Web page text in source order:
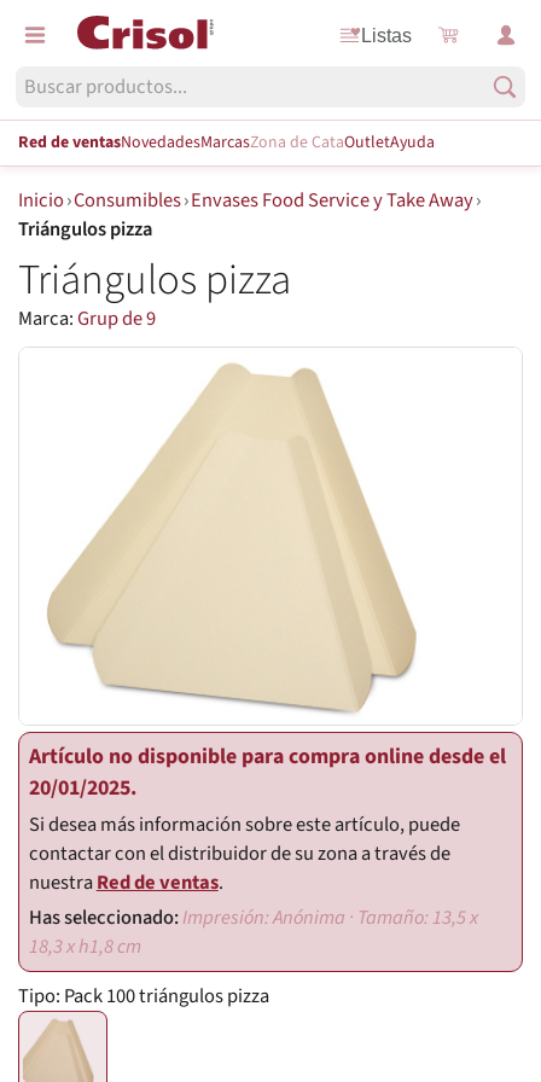
Listas
Red de ventasNovedadesMarcasZona de CataOutletAyuda
Inicio›Consumibles›Envases Food Service y Take Away›
Triángulos pizza
Triángulos pizza
Marca:Grup de 9
Artículo no disponible para compra online desde el
20/01/2025.
Si desea más información sobre este artículo, puede
contactar con el distribuidor de su zona a través de
nuestraRed de ventas.
Impresión: Anónima · Tamaño: 13,5 x
18,3 x h1,8 cm
Tipo: Pack 100 triángulos pizza